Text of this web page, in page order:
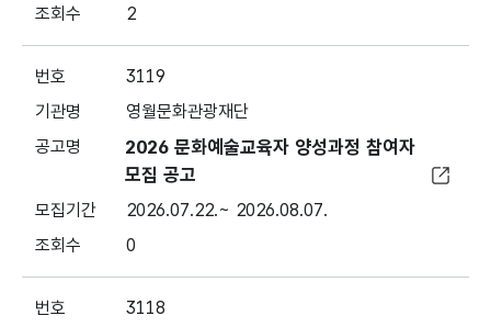
2
3119
영월문화관광재단
2026 문화예술교육자 양성과정 참여자
모집 공고
2026.07.22.~ 2026.08.07.
0
3118